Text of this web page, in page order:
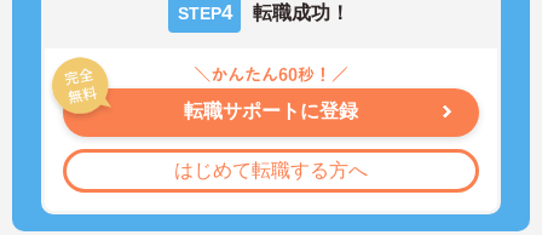
STEP4 転職成功！
転職サポートに登録
はじめて転職する方へ